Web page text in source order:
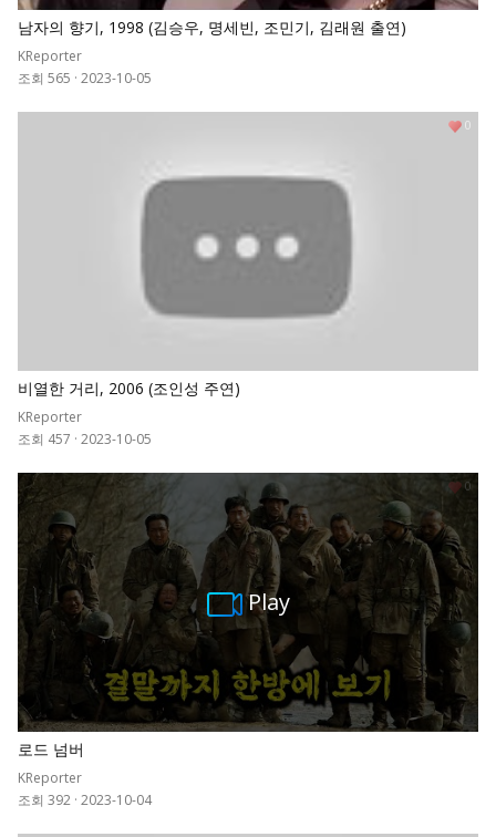
남자의 향기, 1998 (김승우, 명세빈, 조민기, 김래원 출연)
KReporter
조회 565 · 2023-10-05
비열한 거리, 2006 (조인성 주연)
KReporter
조회 457 · 2023-10-05
0
로드 넘버
KReporter
조회 392 · 2023-10-04
0
Play